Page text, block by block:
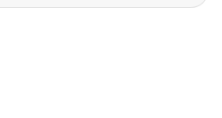
– Pește stilizat